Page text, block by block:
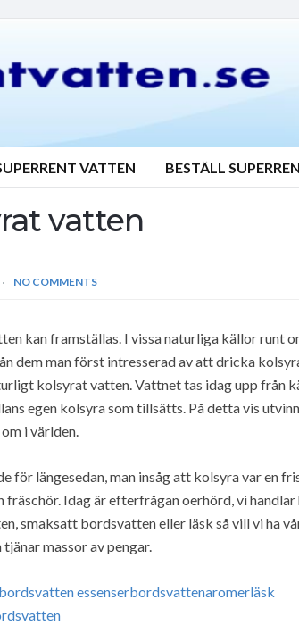
VATTEN BESTÄLL
vatten
NO COMMENTS
kan framställas. I vissa naturliga källor runt
dem man först intresserad av att dricka
kolsyrat vatten. Vattnet tas idag upp från
egen kolsyra som tillsätts. På detta vis
i världen.
för längesedan, man insåg att kolsyra var en
fräschör. Idag är efterfrågan oerhörd, vi
smaksatt bordsvatten eller läsk så vill vi ha
massor av pengar.